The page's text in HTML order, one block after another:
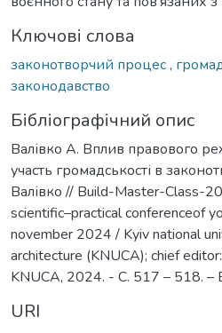
Ключові слова
законотворчий процес,
законодавство
Бібліографічний опис
Валівко А. Вплив правового
участь громадськості в
Валівко // Build-Master-Class-
scientific–practical conferenceof
november 2024 / Kyiv national
architecture (KNUCA); chief
KNUCA, 2024. - С. 517 – 518. –
URI